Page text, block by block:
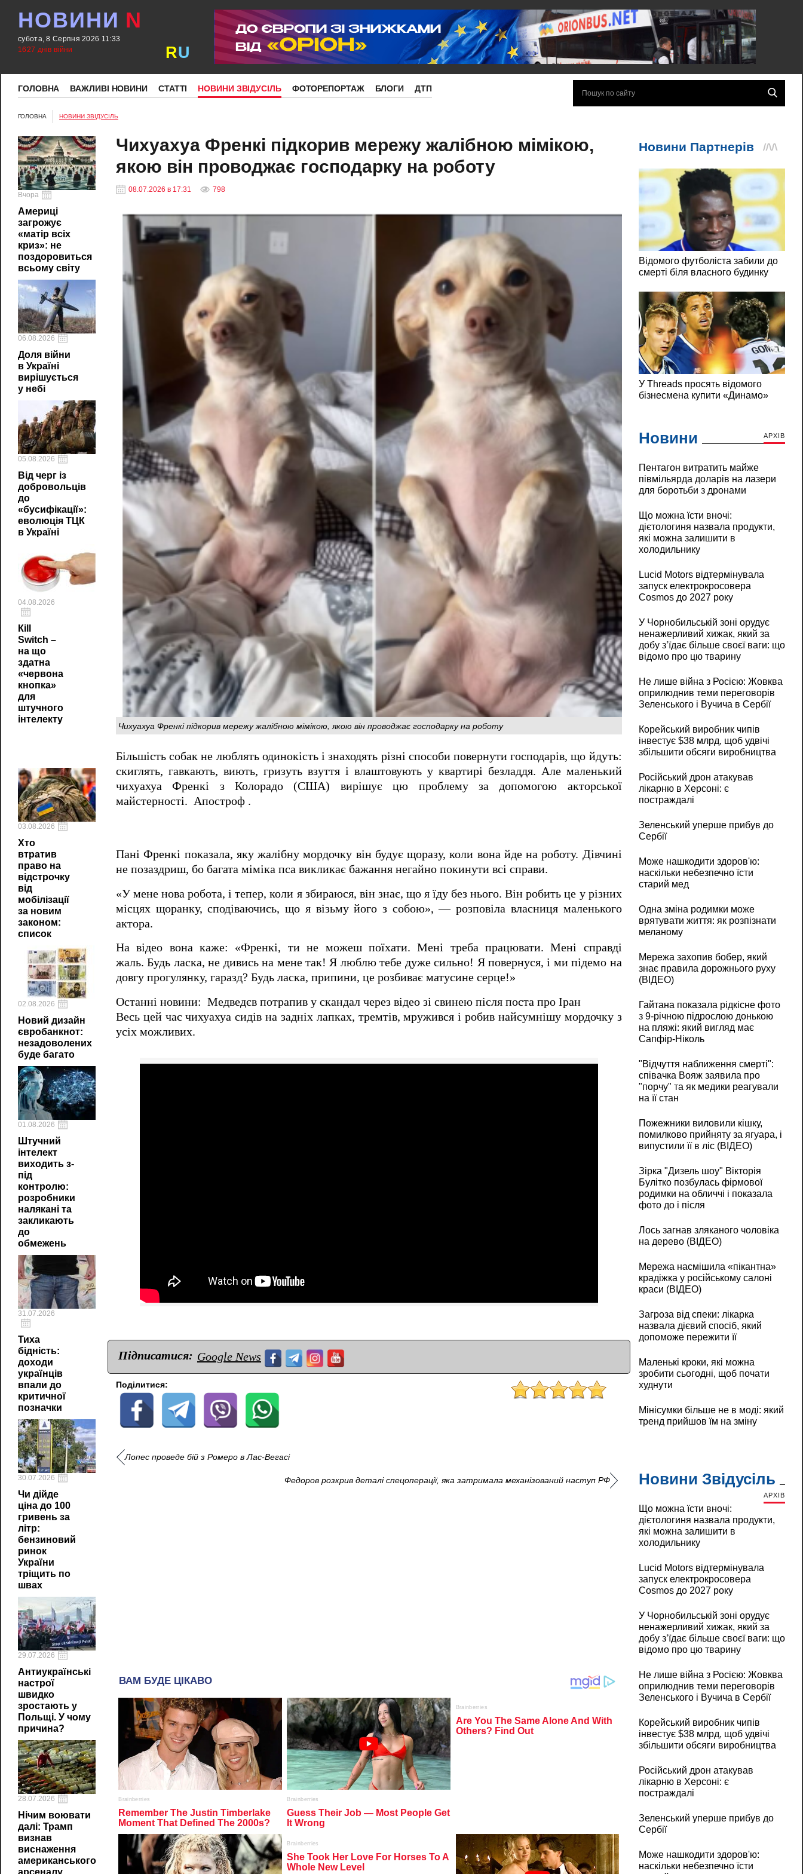
НОВИНИ N
субота, 8 Серпня 2026 11:33
1627 днів війни
RU
ГОЛОВНА ВАЖЛИВІ НОВИНИ СТАТТІ НОВИНИ ЗВІДУСІЛЬ ФОТОРЕПОРТАЖ БЛОГИ ДТП
ГОЛОВНА НОВИНИ ЗВІДУСІЛЬ
Вчора
Америці
загрожує
«матір всіх
криз»: не
поздоровиться
всьому світу
06.08.2026
Доля війни
в Україні
вирішується
у небі
05.08.2026
Від черг із
добровольців
до
«бусифікації»:
еволюція ТЦК
в Україні
04.08.2026
Кill
Switch –
на що
здатна
«червона
кнопка»
для
штучного
інтелекту
03.08.2026
Хто
втратив
право на
відстрочку
від
мобілізації
за новим
законом:
список
02.08.2026
Новий дизайн
євробанкнот:
незадоволених
буде багато
01.08.2026
Штучний
інтелект
виходить з-
під
контролю:
розробники
налякані та
закликають
до
обмежень
31.07.2026
Тиха
бідність:
доходи
українців
впали до
критичної
позначки
30.07.2026
Чи дійде
ціна до 100
гривень за
літр:
бензиновий
ринок
України
тріщить по
швах
29.07.2026
Антиукраїнські
настрої
швидко
зростають у
Польщі. У чому
причина?
28.07.2026
Нічим воювати
далі: Трамп
визнав
виснаження
американського
арсеналу
Чихуахуа Френкі підкорив мережу жалібною мімікою,
якою він проводжає господарку на роботу
08.07.2026 в 17:31 798
Чихуахуа Френкі підкорив мережу жалібною мімікою, якою він проводжає господарку на роботу
Більшість собак не люблять одинокість і знаходять різні способи повернути господарів, що йдуть:
скиглять, гавкають, виють, гризуть взуття і влаштовують у квартирі безладдя. Але маленький
чихуахуа Френкі з Колорадо (США) вирішує цю проблему за допомогою акторської
майстерності. Апостроф .
Пані Френкі показала, яку жалібну мордочку він будує щоразу, коли вона йде на роботу. Дівчині
не позаздриш, бо багата міміка пса викликає бажання негайно покинути всі справи.
«У мене нова робота, і тепер, коли я збираюся, він знає, що я їду без нього. Він робить це у різних
місцях щоранку, сподіваючись, що я візьму його з собою», — розповіла власниця маленького
актора.
На відео вона каже: «Френкі, ти не можеш поїхати. Мені треба працювати. Мені справді
жаль. Будь ласка, не дивись на мене так! Я люблю тебе дуже сильно! Я повернуся, і ми підемо на
довгу прогулянку, гаразд? Будь ласка, припини, це розбиває матусине серце!»
Останні новини: Медведєв потрапив у скандал через відео зі свинею після поста про Іран
Весь цей час чихуахуа сидів на задніх лапках, тремтів, мружився і робив найсумнішу мордочку з
усіх можливих.
Підписатися: Google News
Поділитися:
Лопес проведе бій з Ромеро в Лас-Вегасі
Федоров розкрив деталі спецоперації, яка затримала механізований наступ РФ
Новини АРХІВ
Пентагон витратить майже
півмільярда доларів на лазери
для боротьби з дронами
Що можна їсти вночі:
дієтологиня назвала продукти,
які можна залишити в
холодильнику
Lucid Motors відтермінувала
запуск електрокросовера
Cosmos до 2027 року
У Чорнобильській зоні орудує
ненажерливий хижак, який за
добу з’їдає більше своєї ваги: що
відомо про цю тварину
Не лише війна з Росією: Жовква
оприлюднив теми переговорів
Зеленського і Вучича в Сербії
Корейський виробник чипів
інвестує $38 млрд, щоб удвічі
збільшити обсяги виробництва
Російський дрон атакував
лікарню в Херсоні: є
постраждалі
Зеленський уперше прибув до
Сербії
Може нашкодити здоров'ю:
наскільки небезпечно їсти
старий мед
Одна зміна родимки може
врятувати життя: як розпізнати
меланому
Мережа захопив бобер, який
знає правила дорожнього руху
(ВІДЕО)
Гайтана показала рідкісне фото
з 9-річною підрослою донькою
на пляжі: який вигляд має
Сапфір-Ніколь
"Відчуття наближення смерті":
співачка Вояж заявила про
"порчу" та як медики реагували
на її стан
Пожежники виловили кішку,
помилково прийняту за ягуара, і
випустили її в ліс (ВІДЕО)
Зірка "Дизель шоу" Вікторія
Булітко позбулась фірмової
родимки на обличчі і показала
фото до і після
Лось загнав зляканого чоловіка
на дерево (ВІДЕО)
Мережа насмішила «пікантна»
крадіжка у російському салоні
краси (ВІДЕО)
Загроза від спеки: лікарка
назвала дієвий спосіб, який
допоможе пережити її
Маленькі кроки, які можна
зробити сьогодні, щоб почати
худнути
Мінісумки більше не в моді: який
тренд прийшов їм на зміну
Новини Звідусіль
АРХІВ
Що можна їсти вночі:
дієтологиня назвала продукти,
які можна залишити в
холодильнику
Lucid Motors відтермінувала
запуск електрокросовера
Cosmos до 2027 року
У Чорнобильській зоні орудує
ненажерливий хижак, який за
добу з’їдає більше своєї ваги: що
відомо про цю тварину
Не лише війна з Росією: Жовква
оприлюднив теми переговорів
Зеленського і Вучича в Сербії
Корейський виробник чипів
інвестує $38 млрд, щоб удвічі
збільшити обсяги виробництва
Російський дрон атакував
лікарню в Херсоні: є
постраждалі
Зеленський уперше прибув до
Сербії
Може нашкодити здоров'ю:
наскільки небезпечно їсти